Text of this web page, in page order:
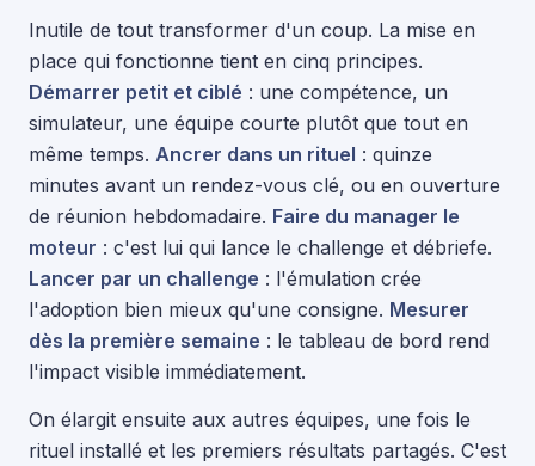
Inutile de tout transformer d'un coup. La mise en
place qui fonctionne tient en cinq principes.
Démarrer petit et ciblé : une compétence, un
simulateur, une équipe courte plutôt que tout en
même temps. Ancrer dans un rituel : quinze
minutes avant un rendez-vous clé, ou en ouverture
de réunion hebdomadaire. Faire du manager le
moteur : c'est lui qui lance le challenge et débriefe.
Lancer par un challenge : l'émulation crée
l'adoption bien mieux qu'une consigne. Mesurer
dès la première semaine : le tableau de bord rend
l'impact visible immédiatement.
On élargit ensuite aux autres équipes, une fois le
rituel installé et les premiers résultats partagés. C'est